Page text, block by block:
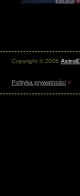
Copyright © 2008
Polityka prywatności »